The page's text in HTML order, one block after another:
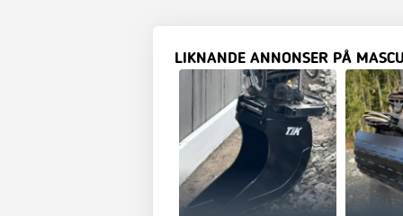
LIKNANDE ANNONSER PÅ